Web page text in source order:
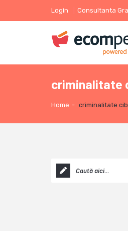
Login Consultanta
criminalitate
Home - criminalitate